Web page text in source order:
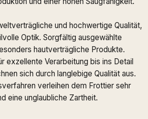
und hochwertige Qualität,
Optik. Sorgfältig ausgewählte
hautverträgliche Produkte.
exzellente Verarbeitung bis ins Detail
sich durch langlebige Qualität aus.
verleihen dem Frottier sehr
eine unglaubliche Zartheit.